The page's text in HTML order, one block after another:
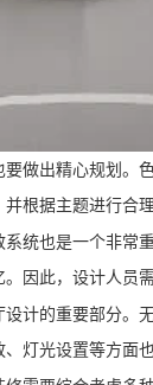
做出精心规划。
根据主题进行合理
系统也是一个非常
因此，设计人员
计的重要部分。
灯光设置等方面